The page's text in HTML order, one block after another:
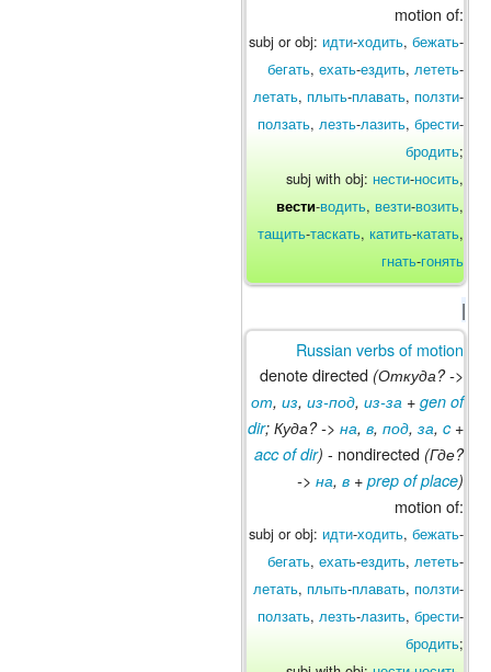
motion of:
subj or obj: идти-ходить, бежать-
бегать, ехать-ездить, лететь-
летать, плыть-плавать, ползти-
ползать, лезть-лазить, брести-
бродить;
subj with obj: нести-носить,
вести-водить, везти-возить,
тащить-таскать, катить-катать,
гнать-гонять
|
Russian verbs of motion
denote directed (Откуда? ->
от, из, из-под, из-за + gen of
dir; Куда? -> на, в, под, за, c+
acc of dir) - nondirected (Где?
-> на, в + prep of place)
motion of:
subj or obj: идти-ходить, бежать-
бегать, ехать-ездить, лететь-
летать, плыть-плавать, ползти-
ползать, лезть-лазить, брести-
бродить;